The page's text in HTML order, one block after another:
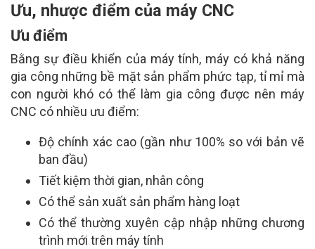
Ưu, nhược điểm của máy CNC
Ưu điểm
Bằng sự điều khiển của máy tính, máy có khả năng
gia công những bề mặt sản phẩm phức tạp, tỉ mỉ mà
con người khó có thể làm gia công được nên máy
CNC có nhiều ưu điểm:
Độ chính xác cao (gần như 100% so với bản vẽ
ban đầu)
Tiết kiệm thời gian, nhân công
Có thể sản xuất sản phẩm hàng loạt
Có thể thường xuyên cập nhập những chương
trình mới trên máy tính